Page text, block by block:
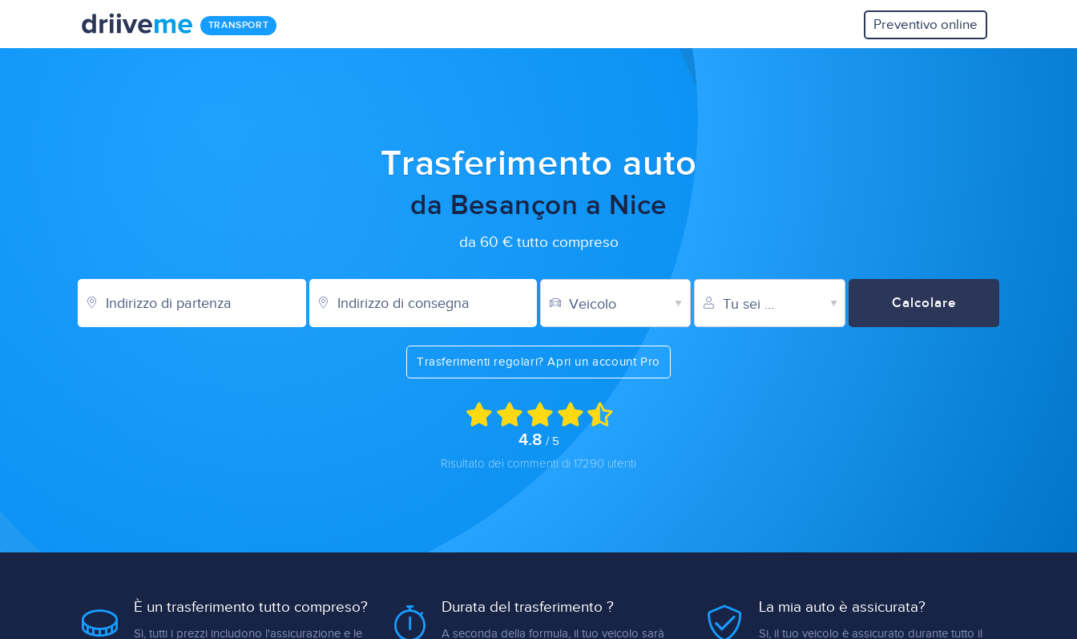
TRANSPORT Preventivo online
Trasferimento auto
da Besançon a Nice
da 60 € tutto compreso
Calcolare
Trasferimenti regolari? Apri un account Pro
4.8 / 5
Risultato dei commenti di 17290 utenti
È un trasferimento tutto compreso?
Sì, tutti i prezzi includono l'assicurazione e le
Durata del trasferimento ?
A seconda della formula, il tuo veicolo sarà
La mia auto è assicurata?
Si, il tuo veicolo è assicurato durante tutto il